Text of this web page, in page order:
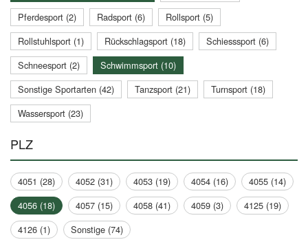
Pferdesport (2)
Radsport (6)
Rollsport (5)
Rollstuhlsport (1)
Rückschlagsport (18)
Schiesssport (6)
Schneesport (2)
Schwimmsport (10)
Sonstige Sportarten (42)
Tanzsport (21)
Turnsport (18)
Wassersport (23)
PLZ
4051 (28) 4052 (31) 4053 (19) 4054 (16)
4055 (14)
4056 (18)
4057 (15) 4058 (41) 4059 (3)
4125 (19)
4126 (1)
Sonstige (74)